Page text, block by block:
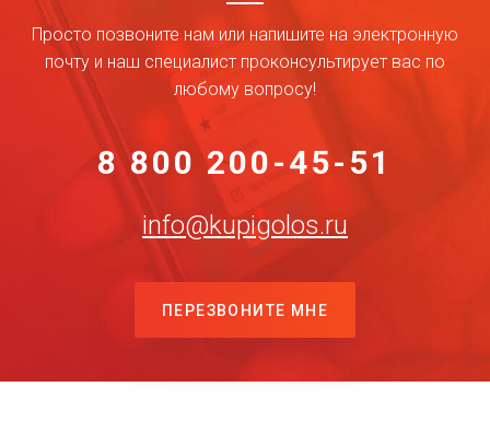
Просто позвоните нам или напишите на электронную
почту и наш специалист проконсультирует вас по
любому вопросу!
8 800 200-45-51
info@kupigolos.ru
ПЕРЕЗВОНИТЕ МНЕ